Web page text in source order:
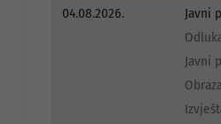
04.08.2026.
Javni
Javni